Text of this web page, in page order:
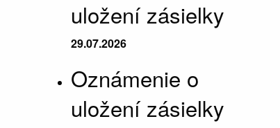
uložení zásielky
29.07.2026
Oznámenie o
uložení zásielky